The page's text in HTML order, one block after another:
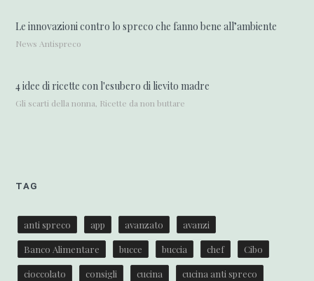
Le innovazioni contro lo spreco che fanno bene all’ambiente
News Antispreco
4 idee di ricette con l'esubero di lievito madre
Gli scarti della nonna, Ricette da non buttare
TAG
anti spreco app avanzato avanzi
Banco Alimentare bucce buccia chef Cibo
cioccolato consigli cucina cucina anti spreco